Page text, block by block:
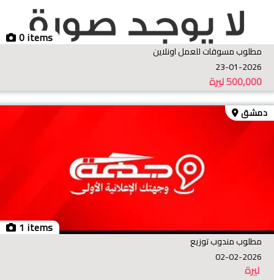
0 items
مطلوب مسوقات للعمل اونلاين
23-01-2026
ليرة500,000
1 items
دمشق
مطلوب مندوب توزيع
02-02-2026
ليرة